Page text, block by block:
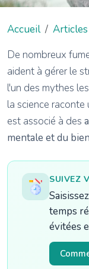
Accueil Articles
De nombreux
aident à gérer le
l'un des mythes
la science
est associé à des
mentale et du
SUIVEZ
temps
évitées